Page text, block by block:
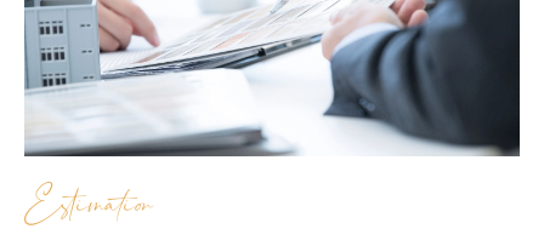
Estimation